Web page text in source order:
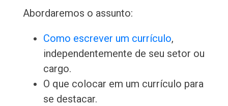
Abordaremos o assunto:
Como escrever um currículo,
independentemente de seu setor ou
cargo.
O que colocar em um currículo para
se destacar.